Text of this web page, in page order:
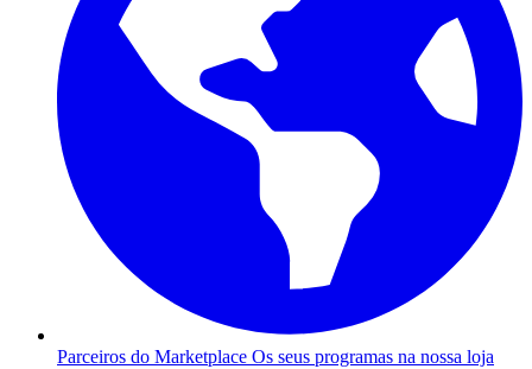
Parceiros do Marketplace Os seus programas na nossa loja